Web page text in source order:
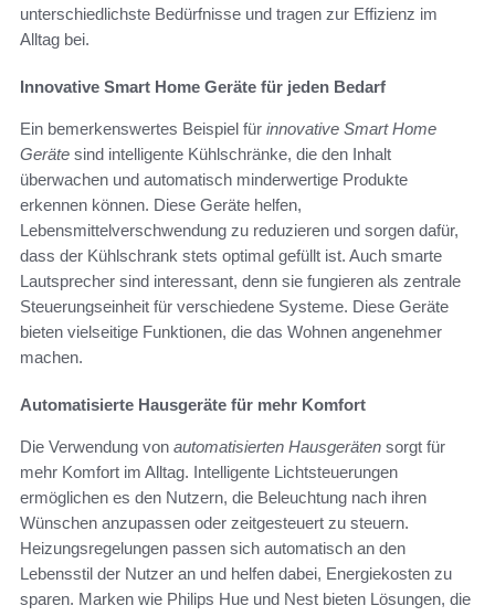
unterschiedlichste Bedürfnisse und tragen zur Effizienz im
Alltag bei.
Innovative Smart Home Geräte für jeden Bedarf
Ein bemerkenswertes Beispiel für innovative Smart Home
Geräte sind intelligente Kühlschränke, die den Inhalt
überwachen und automatisch minderwertige Produkte
erkennen können. Diese Geräte helfen,
Lebensmittelverschwendung zu reduzieren und sorgen dafür,
dass der Kühlschrank stets optimal gefüllt ist. Auch smarte
Lautsprecher sind interessant, denn sie fungieren als zentrale
Steuerungseinheit für verschiedene Systeme. Diese Geräte
bieten vielseitige Funktionen, die das Wohnen angenehmer
machen.
Automatisierte Hausgeräte für mehr Komfort
Die Verwendung von automatisierten Hausgeräten sorgt für
mehr Komfort im Alltag. Intelligente Lichtsteuerungen
ermöglichen es den Nutzern, die Beleuchtung nach ihren
Wünschen anzupassen oder zeitgesteuert zu steuern.
Heizungsregelungen passen sich automatisch an den
Lebensstil der Nutzer an und helfen dabei, Energiekosten zu
sparen. Marken wie Philips Hue und Nest bieten Lösungen, die